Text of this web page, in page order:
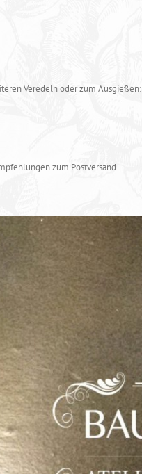
Veredeln oder zum Ausgießen:
zum Postversand.